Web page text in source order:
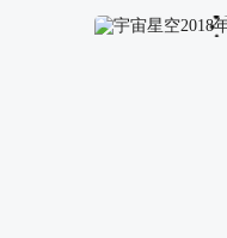
校园长发可爱